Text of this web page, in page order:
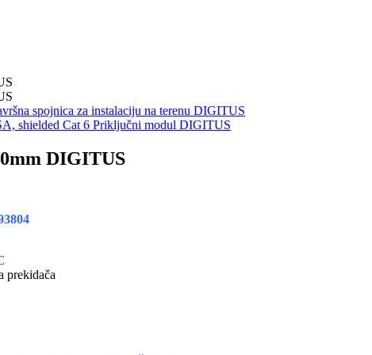
spojnica za instalaciju na terenu DIGITUS
Cat 6 Priključni modul DIGITUS
DIGITUS
prekidača